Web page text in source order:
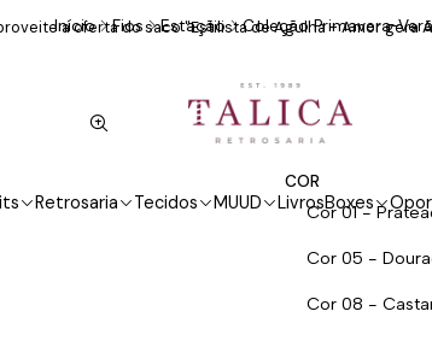
Retrosaria Tecidos MUUD LivrosBoxes
a oferta do saco "Estilista de Agulha - Amor gera
Início Fios Estação Coleção Primavera-
Sol
COR
Cor 01 -
Cor 05 -
Cor 08 -